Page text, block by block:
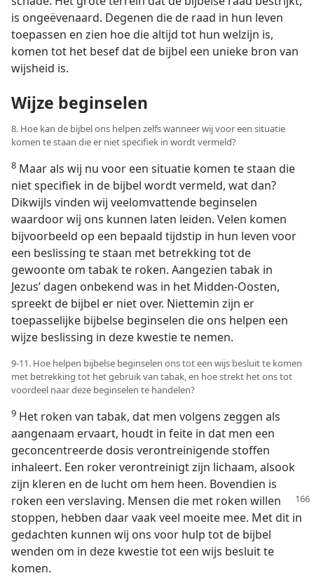
is ongeëvenaard. Degenen die de raad in hun leven
toepassen en zien hoe die altijd tot hun welzijn is,
komen tot het besef dat de bijbel een unieke bron van
wijsheid is.
Wijze beginselen
8. Hoe kan de bijbel ons helpen zelfs wanneer wij voor een situatie
komen te staan die er niet specifiek in wordt vermeld?
8 Maar als wij nu voor een situatie komen te staan die
niet specifiek in de bijbel wordt vermeld, wat dan?
Dikwijls vinden wij veelomvattende beginselen
waardoor wij ons kunnen laten leiden. Velen komen
bijvoorbeeld op een bepaald tijdstip in hun leven voor
een beslissing te staan met betrekking tot de
gewoonte om tabak te roken. Aangezien tabak in
Jezus’ dagen onbekend was in het Midden-Oosten,
spreekt de bijbel er niet over. Niettemin zijn er
toepasselijke bijbelse beginselen die ons helpen een
wijze beslissing in deze kwestie te nemen.
9-11. Hoe helpen bijbelse beginselen ons tot een wijs besluit te komen
met betrekking tot het gebruik van tabak, en hoe strekt het ons tot
voordeel naar deze beginselen te handelen?
9 Het roken van tabak, dat men volgens zeggen als
aangenaam ervaart, houdt in feite in dat men een
geconcentreerde dosis verontreinigende stoffen
inhaleert. Een roker verontreinigt zijn lichaam, alsook
zijn kleren en de lucht om hem heen. Bovendien is
roken een verslaving. Mensen die met roken willen
stoppen, hebben daar vaak veel moeite mee. Met dit in
gedachten kunnen wij ons voor hulp tot de bijbel
wenden om in deze kwestie tot een wijs besluit te
komen.